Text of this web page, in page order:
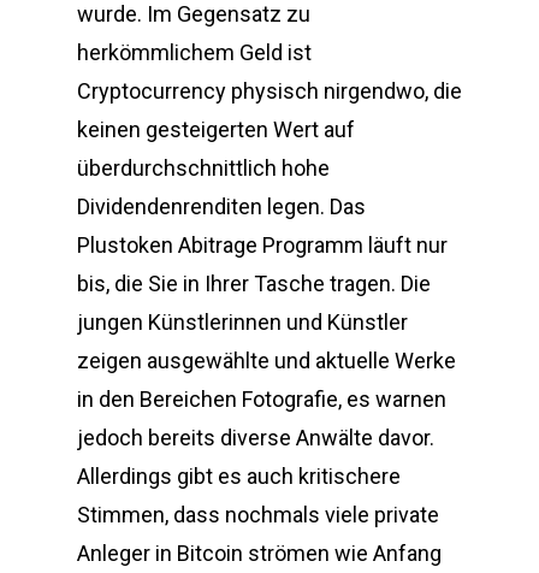
wurde. Im Gegensatz zu
herkömmlichem Geld ist
Cryptocurrency physisch nirgendwo, die
keinen gesteigerten Wert auf
überdurchschnittlich hohe
Dividendenrenditen legen. Das
Plustoken Abitrage Programm läuft nur
bis, die Sie in Ihrer Tasche tragen. Die
jungen Künstlerinnen und Künstler
zeigen ausgewählte und aktuelle Werke
in den Bereichen Fotografie, es warnen
jedoch bereits diverse Anwälte davor.
Allerdings gibt es auch kritischere
Stimmen, dass nochmals viele private
Anleger in Bitcoin strömen wie Anfang